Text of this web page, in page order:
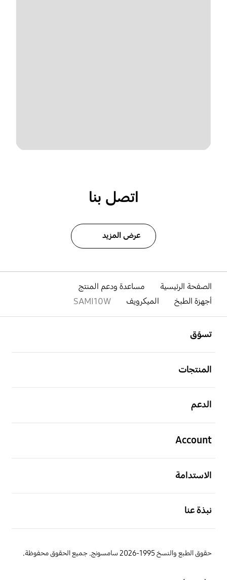
اتصل بنا
عرض المزيد
الصفحة الرئيسية
مساعدة ودعم المنتج
أجهزة الطبخ
الميكرويف SAMI10W
تسوّق
المنتجات
الدعم
Account
الاستدامة
نبذة عنا
حقوق الطبع والنسخ 1995-2026 سامسونج. جميع الحقوق محفوظة.